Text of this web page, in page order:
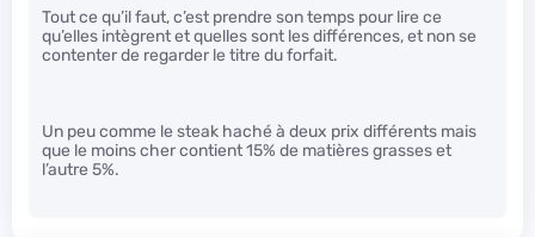
Tout ce qu’il faut, c’est prendre son temps pour lire ce
qu’elles intègrent et quelles sont les différences, et non se
contenter de regarder le titre du forfait.
Un peu comme le steak haché à deux prix différents mais
que le moins cher contient 15% de matières grasses et
l’autre 5%.